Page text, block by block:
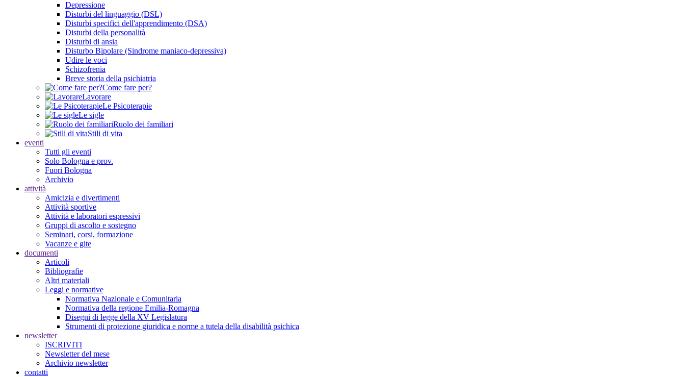
Depressione
Disturbi del linguaggio (DSL)
Disturbi specifici dell'apprendimento (DSA)
Disturbi della personalità
Disturbi di ansia
Disturbo Bipolare (Sindrome maniaco-depressiva)
Udire le voci
Schizofrenia
Breve storia della psichiatria
Come fare per?
Lavorare
Le Psicoterapie
Le sigle
Ruolo dei familiari
Stili di vita
eventi
Tutti gli eventi
Solo Bologna e prov.
Fuori Bologna
Archivio
attività
Amicizia e divertimenti
Attività sportive
Attività e laboratori espressivi
Gruppi di ascolto e sostegno
Seminari, corsi, formazione
Vacanze e gite
documenti
Articoli
Bibliografie
Altri materiali
Leggi e normative
Normativa Nazionale e Comunitaria
Normativa della regione Emilia-Romagna
Disegni di legge della XV Legislatura
Strumenti di protezione giuridica e norme a tutela della disabilità psichica
newsletter
ISCRIVITI
Newsletter del mese
Archivio newsletter
contatti